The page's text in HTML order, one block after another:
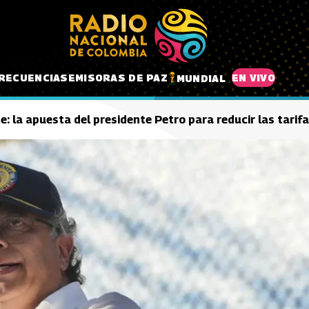
EMISORAS DE PAZ MUNDIAL EN VIVO
la apuesta del presidente Petro para reducir las